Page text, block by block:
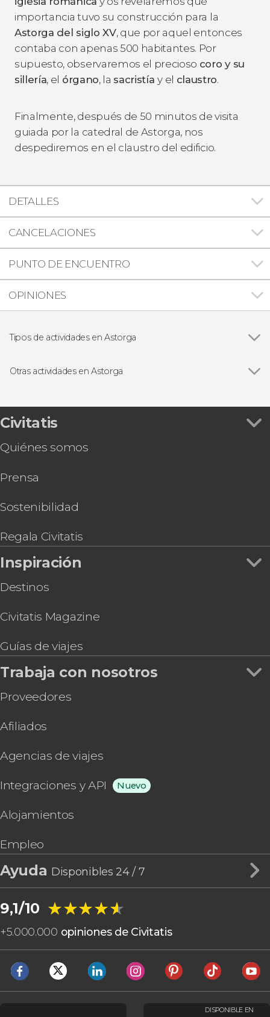
importancia tuvo su construcción para la
Astorga del siglo XV, que por aquel entonces
contaba con apenas 500 habitantes. Por
supuesto, observaremos el precioso coro y su
sillería, el órgano, la sacristíay el claustro.
Finalmente, después de 50 minutos de visita
guiada por la catedral de Astorga, nos
despediremos en el claustro del edificio.
DETALLES
CANCELACIONES
PUNTO DE ENCUENTRO
OPINIONES
Tipos de actividades en Astorga
Otras actividades en Astorga
Tour de Astorga al completo
Free tour de los misterios y leyendas de Astorga
Civitatis
Quiénes somos
Prensa
Sostenibilidad
Regala Civitatis
Inspiración
Destinos
Civitatis Magazine
Guías de viajes
Trabaja con nosotros
Proveedores
Afiliados
Agencias de viajes
Integraciones y API Nuevo
Alojamientos
Empleo
Ayuda Disponibles 24 / 7
9,1/10 ★★★★★
★★★★★
+5.000.000 opiniones de Civitatis
DISPONIBLE EN